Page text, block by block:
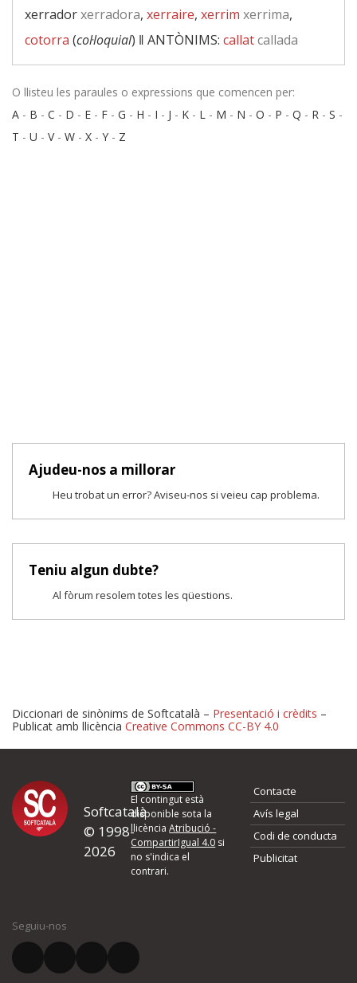
xerradorxerradora, xerraire, xerrim xerrima,
cotorra (col·loquial) ‖ ANTÒNIMS: callatcallada
O llisteu les paraules o expressions que comencen per:
A - B - C - D - E - F - G - H - I - J - K - L - M - N - O - P - Q - R - S -
T - U - V- W - X - Y - Z
Ajudeu-nos a millorar
Heu trobat un error? Aviseu-nos si veieu cap problema.
Teniu algun dubte?
Al fòrum resolem totes les qüestions.
Proposeu-nos millores o
d'errors
Si heu trobat un error o voleu proposar alguna millora, ompliu els
quina és la millora que proposeu o l'error del qual voleu informar-
El vostre correu electrònic *
Diccionari de sinònims de Softcatalà – Presentació i crèdits –
Publicat amb llicència Creative Commons CC-BY 4.0
Softcatalà
© 1998-
2026
El contingut està
disponible sota la
llicènciaAtribució -
CompartirIgual 4.0 si
no s'indica el
contrari.
Contacte
Avís legal
Codi de conducta
Publicitat
Seguiu-nos